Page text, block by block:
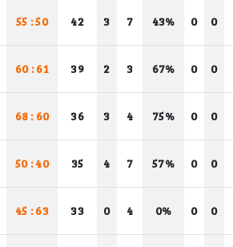
55 : 50 42 3 7 43% 0 0
60 : 61 39 2 3 67% 0 0
68 : 60 36 3 4 75% 0 0
50 : 40 35 4 7 57% 0 0
45 : 63 33 0 4 0% 0 0